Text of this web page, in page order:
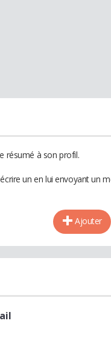
résumé à son profil.
un en lui envoyant un
Ajouter